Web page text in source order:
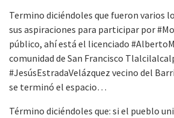
Termino diciéndoles que fueron varios
sus aspiraciones para participar por
público, ahí está el licenciado
comunidad de San Francisco
#JesúsEstradaVelázquez vecino del
se terminó el espacio…
Término diciéndoles que: si el pueblo